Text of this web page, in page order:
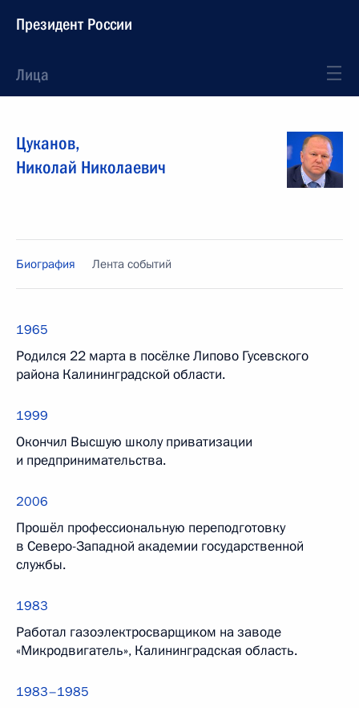
Президент России
Лица
Цуканов,
Николай Николаевич
Биография Лента событий
1965
Родился 22 марта в посёлке Липово Гусевского
района Калининградской области.
1999
Окончил Высшую школу приватизации
и предпринимательства.
2006
Прошёл профессиональную переподготовку
в Северо-Западной академии государственной
службы.
1983
Работал газоэлектросварщиком на заводе
«Микродвигатель», Калининградская область.
1983–1985